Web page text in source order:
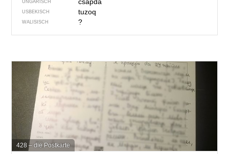
UNGARISCH
USBEKISCH tuzoq
WALISISCH ?
428 – die Postkarte